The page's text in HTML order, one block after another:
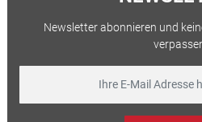
Newsletter abonnieren und